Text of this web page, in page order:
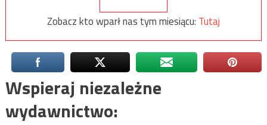
Zobacz kto wparł nas tym miesiącu: Tutaj
Wspieraj niezależne
wydawnictwo: